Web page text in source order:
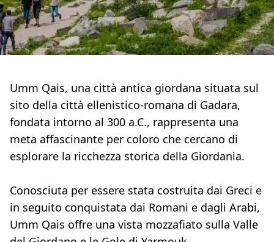
Umm Qais, una città antica giordana situata sul
sito della città ellenistico-romana di Gadara,
fondata intorno al 300 a.C., rappresenta una
meta affascinante per coloro che cercano di
esplorare la ricchezza storica della Giordania.
Conosciuta per essere stata costruita dai Greci e
in seguito conquistata dai Romani e dagli Arabi,
Umm Qais offre una vista mozzafiato sulla Valle